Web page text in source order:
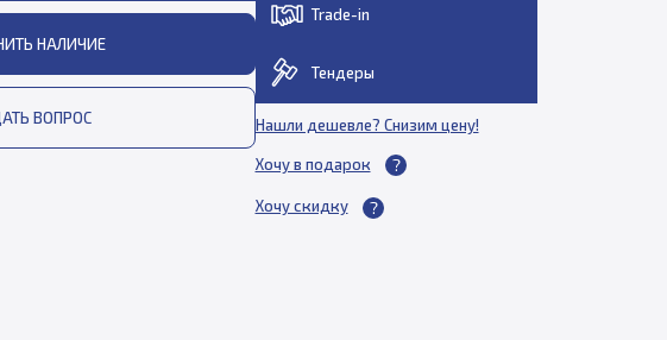
НАЛИЧИЕ
ВОПРОС
Trade-in
Тендеры
Нашли дешевле? Снизим цену!
Хочу в подарок
Хочу скидку